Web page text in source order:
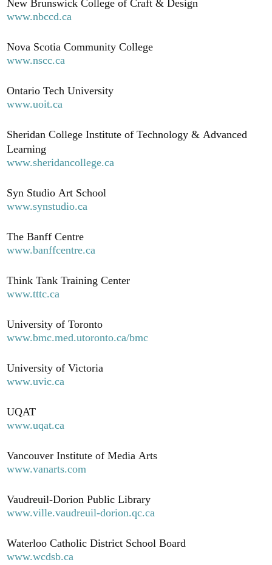
New Brunswick College of Craft & Design
www.nbccd.ca
Nova Scotia Community College
www.nscc.ca
Ontario Tech University
www.uoit.ca
Sheridan College Institute of Technology & Advanced
Learning
www.sheridancollege.ca
Syn Studio Art School
www.synstudio.ca
The Banff Centre
www.banffcentre.ca
Think Tank Training Center
www.tttc.ca
University of Toronto
www.bmc.med.utoronto.ca/bmc
University of Victoria
www.uvic.ca
UQAT
www.uqat.ca
Vancouver Institute of Media Arts
www.vanarts.com
Vaudreuil-Dorion Public Library
www.ville.vaudreuil-dorion.qc.ca
Waterloo Catholic District School Board
www.wcdsb.ca